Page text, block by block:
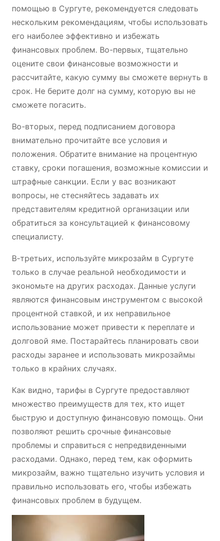
помощью в Сургуте, рекомендуется следовать
нескольким рекомендациям, чтобы использовать
его наиболее эффективно и избежать
финансовых проблем. Во-первых, тщательно
оцените свои финансовые возможности и
рассчитайте, какую сумму вы сможете вернуть в
срок. Не берите долг на сумму, которую вы не
сможете погасить.
Во-вторых, перед подписанием договора
внимательно прочитайте все условия и
положения. Обратите внимание на процентную
ставку, сроки погашения, возможные комиссии и
штрафные санкции. Если у вас возникают
вопросы, не стесняйтесь задавать их
представителям кредитной организации или
обратиться за консультацией к финансовому
специалисту.
В-третьих, используйте микрозайм в Сургуте
только в случае реальной необходимости и
экономьте на других расходах. Данные услуги
являются финансовым инструментом с высокой
процентной ставкой, и их неправильное
использование может привести к переплате и
долговой яме. Постарайтесь планировать свои
расходы заранее и использовать микрозаймы
только в крайних случаях.
Как видно, тарифы в Сургуте предоставляют
множество преимуществ для тех, кто ищет
быструю и доступную финансовую помощь. Они
позволяют решить срочные финансовые
проблемы и справиться с непредвиденными
расходами. Однако, перед тем, как оформить
микрозайм, важно тщательно изучить условия и
правильно использовать его, чтобы избежать
финансовых проблем в будущем.